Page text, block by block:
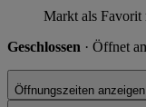
Markt als Favorit
Geschlossen · Öffnet
Öffnungszeiten anzeigen